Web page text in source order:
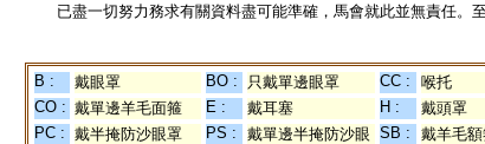
已盡一切努力務求有關資料盡可能準確，馬會就此並無責任。
B : 戴眼罩 BO : 只戴單邊眼罩 CC : 喉托
CO : 戴單邊羊毛面箍 E : 戴耳塞 H : 戴頭罩
PC : 戴半掩防沙眼罩 PS :
戴單邊半掩防沙眼 SB : 戴羊毛